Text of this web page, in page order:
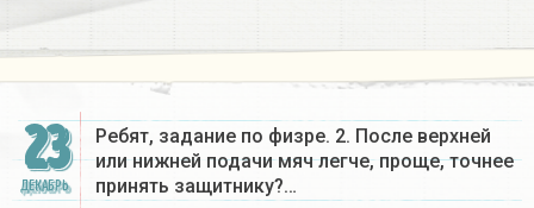
23
ДЕКАБРЬ
Ребят, задание по физре. 2. После верхней
или нижней подачи мяч легче, проще, точнее
принять защитнику?…